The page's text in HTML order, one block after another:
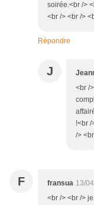
soirée.<br />
<br /> <br />
Répondre
J
<br /
!<br
/>
F fransua 13/
<br /> <br />